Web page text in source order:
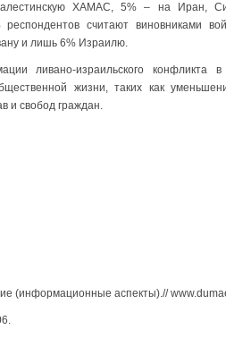
ХАМАС, 5% – на Иран,
считают виновниками
и лишь 6% Израилю.
ливано-израильского конфликта
жизни, таких как
и свобод граждан.
(информационные аспекты).//